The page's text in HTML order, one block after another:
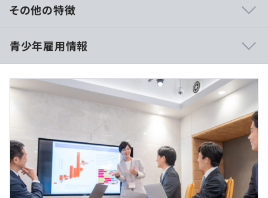
on Rails,MySQL）
販売管理システム 要件定義～運用保守 人数：
RFID工具管理システム 要件定義～運用保守 人数：
6（PHP（Laravel）,Android,ExcelVBA,C#,MySQL,SQLite
）
携帯キャリア向け パケット課金管理システム 要件定
義、インフラ設計構築、アプリ開発
（Python,LIfekeeper,Zabiix,Sandvine）
ケーブルテレビ会社向け インシデント管理システム 要
件定義、インフラ設計構築、アプリ開発
（PHP,Laravel,Kafka,Zabbix,Quasar）
・大学卒 月給240,000円
・短大・専門・高専卒 月給225,000円
「固定残業代」：なし
※試用期間6ヶ月あり（試用期間中の条件、待遇に変更な
★既卒者は最終学歴により上記と同額を支給
その他の特徴
青少年雇用情報
過去３年間の新卒採用者数の男女別人数
2年度前 男性3人 女性1人
3年度前 男性1人 女性2人